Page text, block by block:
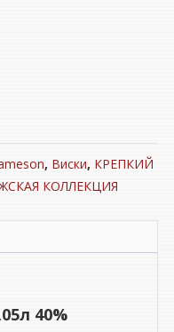
, Виски, КРЕПКИЙ
КОЛЛЕКЦИЯ
40%